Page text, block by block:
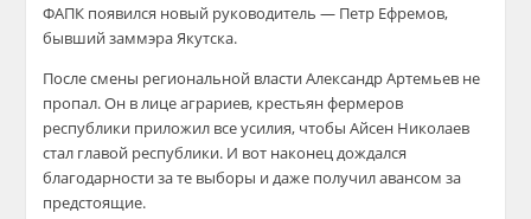
ФАПК появился новый руководитель — Петр Ефремов,
бывший заммэра Якутска.
После смены региональной власти Александр Артемьев не
пропал. Он в лице аграриев, крестьян фермеров
республики приложил все усилия, чтобы Айсен Николаев
стал главой республики. И вот наконец дождался
благодарности за те выборы и даже получил авансом за
предстоящие.